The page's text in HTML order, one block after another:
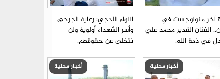
آخر منولوجست في
الفنان القدير محمد علي
في ذمة الله.
اللواء اللحجي: رعاية الجرحى
وأسر الشهداء أولوية ولن
نتخلى عن حقوقهم.
أخبار محلية أخبار محلية